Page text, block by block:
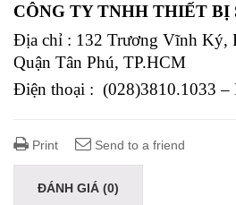
CÔNG TY TNHH THIẾT BỊ
Địa chỉ : 132 Trương Vĩnh Ký,
Quận Tân Phú, TP.HCM
Điện thoại : (028)3810.1033 –
Print Send to a friend
ĐÁNH GIÁ (0)